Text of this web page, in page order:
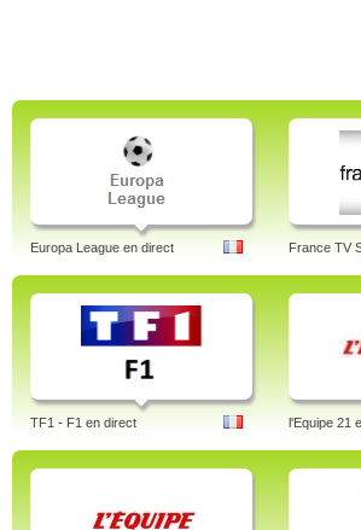
Europa League en direct France TV
TF1 - F1 en direct l'Equipe 21